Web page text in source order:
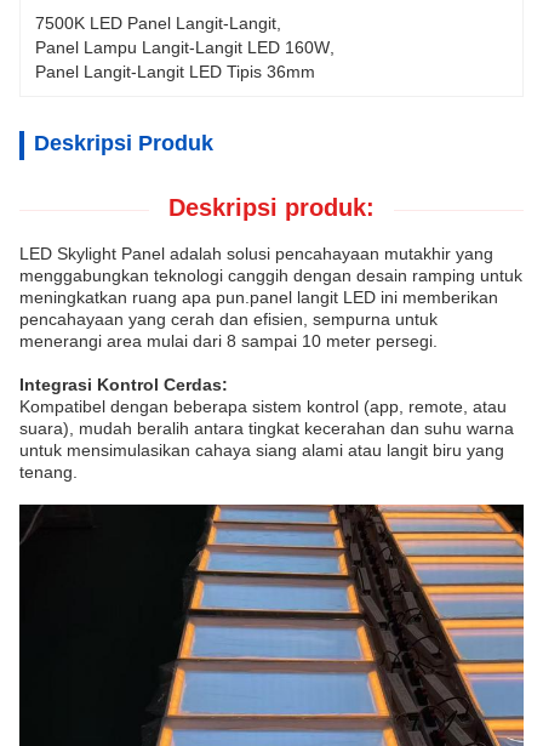
7500K LED Panel Langit-Langit
Panel Lampu Langit-Langit LED 160W
Panel Langit-Langit LED Tipis 36mm
Deskripsi Produk
Deskripsi produk:
LED Skylight Panel adalah solusi pencahayaan mutakhir yang
menggabungkan teknologi canggih dengan desain ramping untuk
meningkatkan ruang apa pun.panel langit LED ini memberikan
pencahayaan yang cerah dan efisien, sempurna untuk
menerangi area mulai dari 8 sampai 10 meter persegi.
Integrasi Kontrol Cerdas:
Kompatibel dengan beberapa sistem kontrol (app, remote, atau
suara), mudah beralih antara tingkat kecerahan dan suhu warna
untuk mensimulasikan cahaya siang alami atau langit biru yang
tenang.